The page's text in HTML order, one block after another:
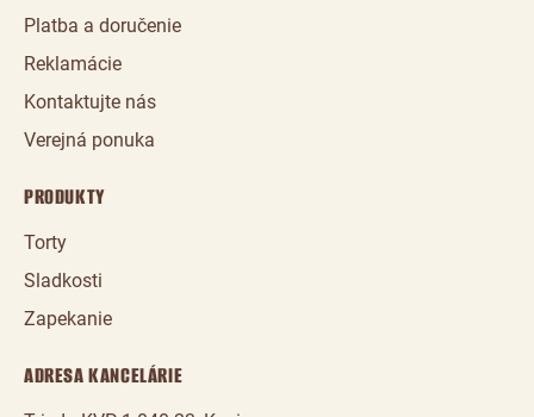
Platba a doručenie
Reklamácie
Kontaktujte nás
Verejná ponuka
PRODUKTY
Torty
Sladkosti
Zapekanie
ADRESA KANCELÁRIE